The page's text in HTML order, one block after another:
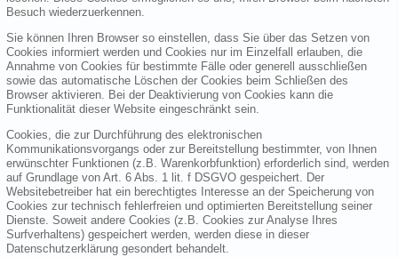
Besuch wiederzuerkennen.
Sie können Ihren Browser so einstellen, dass Sie über das Setzen von
Cookies informiert werden und Cookies nur im Einzelfall erlauben, die
Annahme von Cookies für bestimmte Fälle oder generell ausschließen
sowie das automatische Löschen der Cookies beim Schließen des
Browser aktivieren. Bei der Deaktivierung von Cookies kann die
Funktionalität dieser Website eingeschränkt sein.
Cookies, die zur Durchführung des elektronischen
Kommunikationsvorgangs oder zur Bereitstellung bestimmter, von Ihnen
erwünschter Funktionen (z.B. Warenkorbfunktion) erforderlich sind, werden
auf Grundlage von Art. 6 Abs. 1 lit. f DSGVO gespeichert. Der
Websitebetreiber hat ein berechtigtes Interesse an der Speicherung von
Cookies zur technisch fehlerfreien und optimierten Bereitstellung seiner
Dienste. Soweit andere Cookies (z.B. Cookies zur Analyse Ihres
Surfverhaltens) gespeichert werden, werden diese in dieser
Datenschutzerklärung gesondert behandelt.